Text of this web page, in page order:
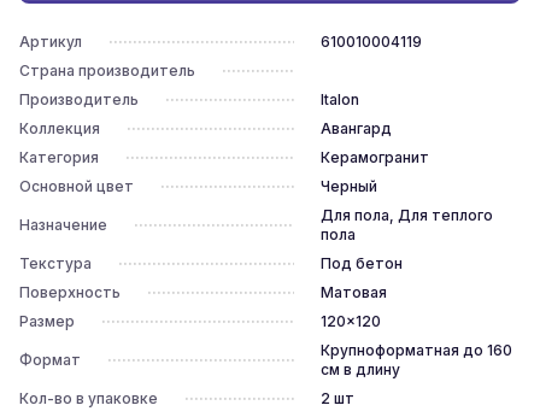
Артикул
610010004119
Страна производитель
Производитель
Italon
Коллекция
Авангард
Категория
Керамогранит
Основной цвет
Черный
Назначение
Для пола, Для теплого
пола
Текстура
Под бетон
Поверхность
Матовая
Размер
120x120
Формат
Крупноформатная до 160
см в длину
Кол-во в упаковке
2 шт